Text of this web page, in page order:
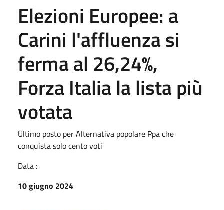
Elezioni Europee: a
Carini l'affluenza si
ferma al 26,24%,
Forza Italia la lista più
votata
Ultimo posto per Alternativa popolare Ppa che
conquista solo cento voti
Data :
10 giugno 2024